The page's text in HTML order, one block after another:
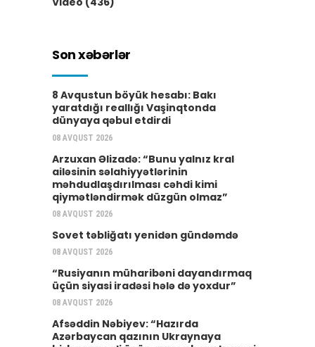
Son xəbərlər
8 Avqustun böyük hesabı: Bakı
yaratdığı reallığı Vaşinqtonda
dünyaya qəbul etdirdi
08 AVQUST 2026
Arzuxan Əlizadə: “Bunu yalnız kral
ailəsinin səlahiyyətlərinin
məhdudlaşdırılması cəhdi kimi
qiymətləndirmək düzgün olmaz”
08 AVQUST 2026
Sovet təbliğatı yenidən gündəmdə
08 AVQUST 2026
“Rusiyanın müharibəni dayandırmaq
üçün siyasi iradəsi hələ də yoxdur”
08 AVQUST 2026
Afsəddin Nəbiyev: “Hazırda
Azərbaycan qazının Ukraynaya